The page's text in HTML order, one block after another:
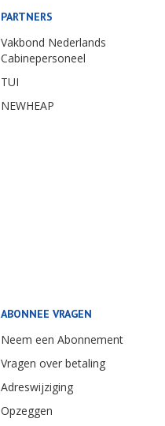
PARTNERS
Vakbond Nederlands
Cabinepersoneel
TUI
NEWHEAP
ABONNEE VRAGEN
Neem een Abonnement
Vragen over betaling
Adreswijziging
Opzeggen